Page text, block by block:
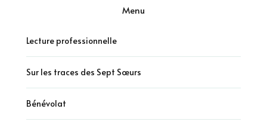
Menu
Lecture professionnelle
Sur les traces des Sept Sœurs
Bénévolat